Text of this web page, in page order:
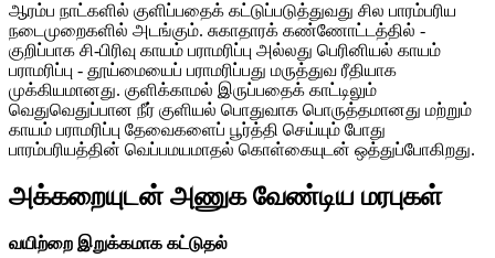
ஆரம்ப நாட்களில் குளிப்பதைக் கட்டுப்படுத்துவது சில பாரம்பரிய
நடைமுறைகளில் அடங்கும். சுகாதாரக் கண்ணோட்டத்தில் -
குறிப்பாக சி-பிரிவு காயம் பராமரிப்பு அல்லது பெரினியல் காயம்
பராமரிப்பு - தூய்மையைப் பராமரிப்பது மருத்துவ ரீதியாக
முக்கியமானது. குளிக்காமல் இருப்பதைக் காட்டிலும்
வெதுவெதுப்பான நீர் குளியல் பொதுவாக பொருத்தமானது மற்றும்
காயம் பராமரிப்பு தேவைகளைப் பூர்த்தி செய்யும் போது
பாரம்பரியத்தின் வெப்பமயமாதல் கொள்கையுடன் ஒத்துப்போகிறது.
அக்கறையுடன் அணுக வேண்டிய மரபுகள்
வயிற்றை இறுக்கமாக கட்டுதல்